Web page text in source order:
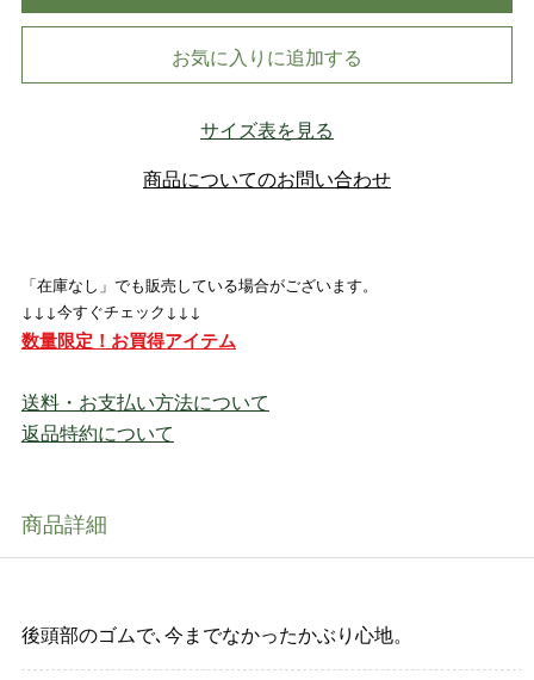
お気に入りに追加する
サイズ表を見る
商品についてのお問い合わせ
「在庫なし」でも販売している場合がございます。
↓↓↓今すぐチェック↓↓↓
数量限定！お買得アイテム
送料・お支払い方法について
返品特約について
商品詳細
後頭部のゴムで､今までなかったかぶり心地。